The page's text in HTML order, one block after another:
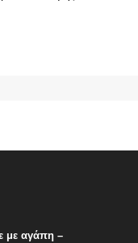
με αγάπη –